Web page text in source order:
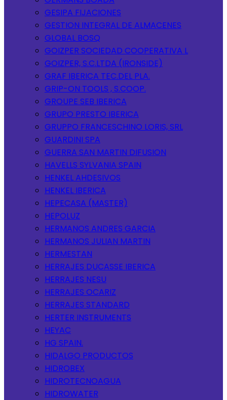
GESIPA FIJACIONES
GESTION INTEGRAL DE ALMACENES
GLOBAL BOSQ
GOIZPER SOCIEDAD COOPERATIVA L
GOIZPER, S.C.LTDA (IRONSIDE)
GRAF IBERICA TEC.DEL PLA.
GRIP-ON TOOLS , S.COOP.
GROUPE SEB IBERICA
GRUPO PRESTO IBERICA
GRUPPO FRANCESCHINO LORIS, SRL
GUARDINI SPA
GUERRA SAN MARTIN DIFUSION
HAVELLS SYLVANIA SPAIN
HENKEL AHDESIVOS
HENKEL IBERICA
HEPECASA (MASTER)
HEPOLUZ
HERMANOS ANDRES GARCIA
HERMANOS JULIAN MARTIN
HERMESTAN
HERRAJES DUCASSE IBERICA
HERRAJES NESU
HERRAJES OCARIZ
HERRAJES STANDARD
HERTER INSTRUMENTS
HEYAC
HG SPAIN.
HIDALGO PRODUCTOS
HIDROBEX
HIDROTECNOAGUA
HIDROWATER